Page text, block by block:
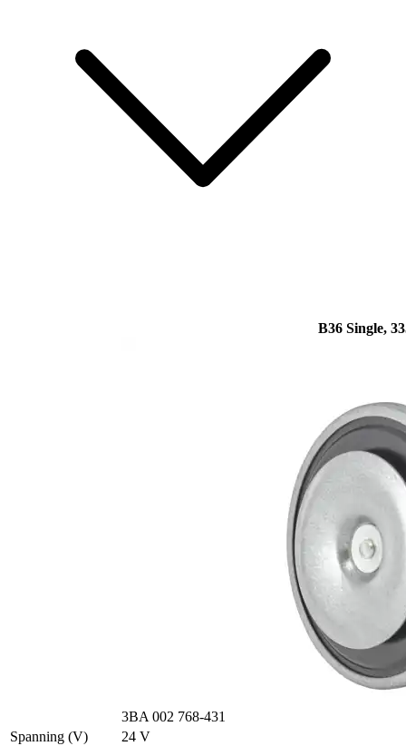
B36 Single,
3BA 002 768-431
Spanning (V)
24 V